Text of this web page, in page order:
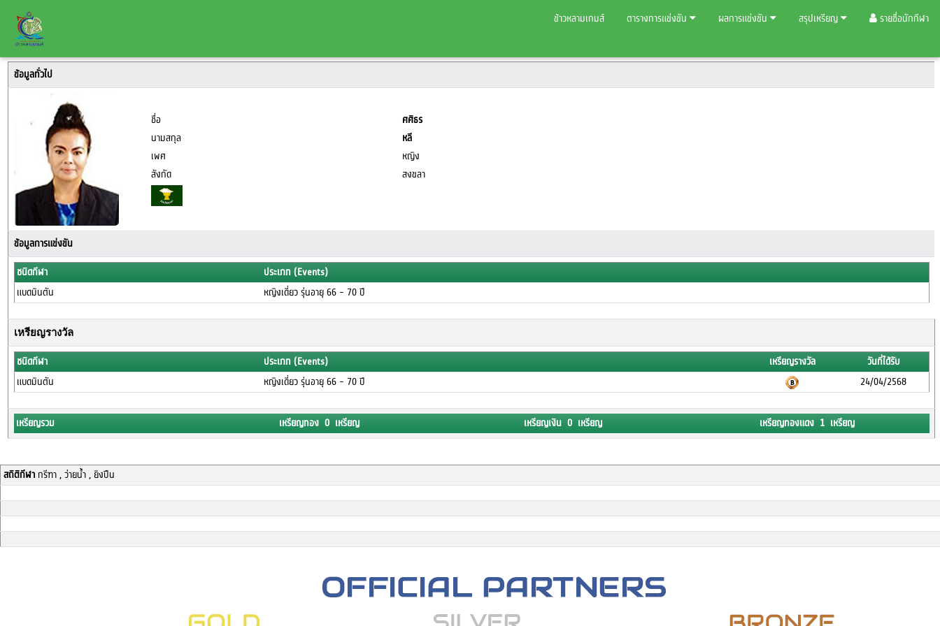
ข้าวหลามเกมส์ ตารางการแข่งขัน ผลการแข่งขัน สรุปเหรียญ รายชื่อนักกีฬา
ข้อมูลทั่วไป
ชื่อ
ศศิธร
นามสกุล
หลี
เพศ
หญิง
สังกัด
สงขลา
ข้อมูลการแข่งขัน
ชนิดกีฬา
ประเภท (Events)
แบดมินตัน
หญิงเดี่ยว รุ่นอายุ 66 - 70 ปี
เหรียญรางวัล
ชนิดกีฬา ประเภท (Events) เหรียญรางวัล
วันที่ได้รับ
แบดมินตัน
หญิงเดี่ยว รุ่นอายุ 66 - 70 ปี 24/04/2568
เหรียญรวม เหรียญทอง 0 เหรียญ เหรียญเงิน 0 เหรียญ เหรียญทองแดง 1 เหรียญ
สถิติกีฬากรีฑา , ว่ายน้ำ , ยิงปืน